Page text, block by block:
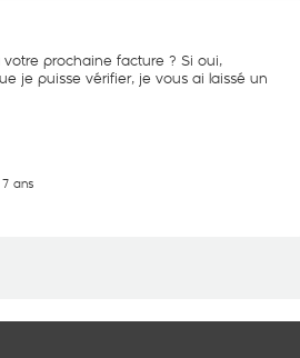
prochaine facture ? Si oui,
je puisse vérifier, je vous ai laissé un
ans